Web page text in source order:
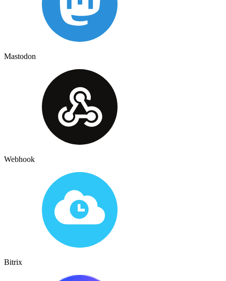
Mastodon
Webhook
Bitrix